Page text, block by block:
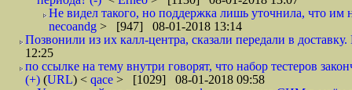
Не видел такого, но поддержка лишь уточнила, что
necoandg > [947] 08-01-2018 13:14
Позвонили из их калл-центра, сказали передали в
12:25
по ссылке на тему внутри говорят, что набор тестеров
(+) (URL) < qace > [1029] 08-01-2018 09:58